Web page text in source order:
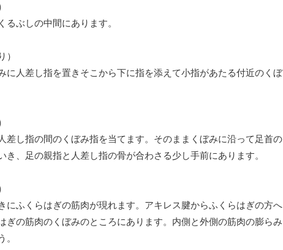
るぶしの中間にあります。
）
に人差し指を置きそこから下に指を添えて小指があたる付近のくぼ
差し指の間のくぼみ指を当てます。そのままくぼみに沿って足首の
き、足の親指と人差し指の骨が合わさる少し手前にあります。
にふくらはぎの筋肉が現れます。アキレス腱からふくらはぎの方へ
ぎの筋肉のくぼみのところにあります。内側と外側の筋肉の膨らみ
。